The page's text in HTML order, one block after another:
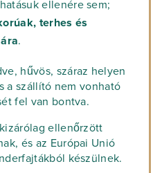
ellenére sem;
terhes és
.
hűvös, száraz helyen
a szállító nem vonható
fel van bontva.
ellenőrzött
és az Európai Unió
készülnek.